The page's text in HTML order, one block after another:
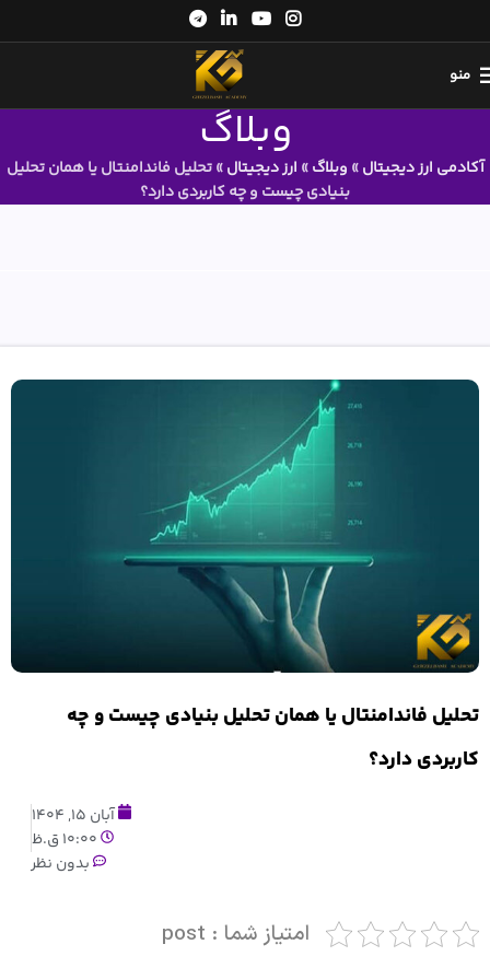
منو
وبلاگ
آکادمی ارز دیجیتال» وبلاگ» ارز دیجیتال»تحلیل فاندامنتال یا همان تحلیل
بنیادی چیست و چه کاربردی دارد؟
تحلیل فاندامنتال یا همان تحلیل بنیادی چیست و چه
کاربردی دارد؟
آبان 15, 1404
10:00 ق.ظ
بدون نظر
امتیاز شما : post